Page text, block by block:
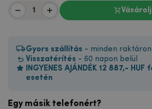
Gyors szállítás - minden raktáron
Visszatérítés - 60 napon belül
INGYENES AJÁNDÉK 12 887,-
esetén
Egy másik telefonért?